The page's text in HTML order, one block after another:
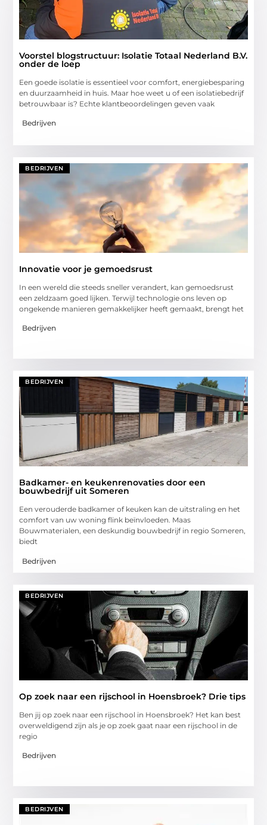
Voorstel blogstructuur: Isolatie Totaal Nederland B.V.
onder de loep
Een goede isolatie is essentieel voor comfort, energiebesparing
en duurzaamheid in huis. Maar hoe weet u of een isolatiebedrijf
betrouwbaar is? Echte klantbeoordelingen geven vaak
Bedrijven
BEDRIJVEN
Innovatie voor je gemoedsrust
In een wereld die steeds sneller verandert, kan gemoedsrust
een zeldzaam goed lijken. Terwijl technologie ons leven op
ongekende manieren gemakkelijker heeft gemaakt, brengt het
Bedrijven
BEDRIJVEN
Badkamer- en keukenrenovaties door een
bouwbedrijf uit Someren
Een verouderde badkamer of keuken kan de uitstraling en het
comfort van uw woning flink beïnvloeden. Maas
Bouwmaterialen, een deskundig bouwbedrijf in regio Someren,
biedt
Bedrijven
BEDRIJVEN
Op zoek naar een rijschool in Hoensbroek? Drie tips
Ben jij op zoek naar een rijschool in Hoensbroek? Het kan best
overweldigend zijn als je op zoek gaat naar een rijschool in de
regio
Bedrijven
BEDRIJVEN